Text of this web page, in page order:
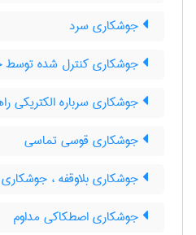
جوشکاری سرد
جوشکاری کنترل شده توسط
جوشکاری سرباره الکتریکی
جوشکاری قوسی تماسی
جوشکاری بلاوقفه ،
جوشکاری اصطکاکی مداوم